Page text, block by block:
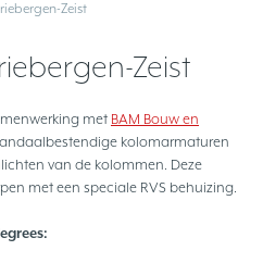
Zeist
Zeist
met BAM Bouw en
kolomarmaturen
van de kolommen. Deze
met een speciale RVS behuizing.